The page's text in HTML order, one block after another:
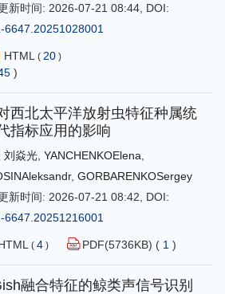
新时间: 2026-07-21 08:44 DOI:
HTML ( 20 )
)
西北太平洋放射虫特征种属统
指标应用的影响
刘焱光 YANCHENKOElena
, GORBARENKOSergey
新时间: 2026-07-21 08:42
DOI:
( 4 ) PDF(5736KB) ( 1 )
融合特征的鲸类声信号识别